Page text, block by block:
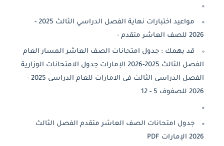
مواعيد اختبارات نهاية الفصل الدراسي الثالث 2025 -
قد يهمك : جدول امتحانات الصف العاشر المسار العام
الفصل الثالث 2025-2026 الإمارات جدول الامتحانات الوزارية
الفصل الدراسى الثالث فى الامارات للعام الدراسى 2025 -
جدول امتحانات الصف العاشر متقدم الفصل الثالث